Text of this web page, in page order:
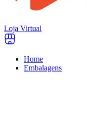
Loja Virtual
Home
Embalagens